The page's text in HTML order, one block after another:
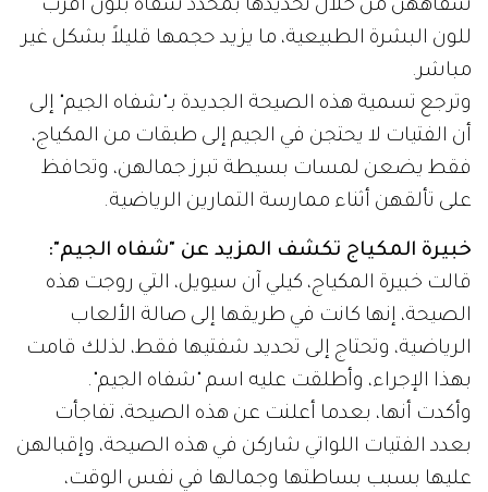
شفاههن من خلال تحديدها بمحدد شفاه بلون أقرب
للون البشرة الطبيعية، ما يزيد حجمها قليلاً بشكل غير
مباشر.
وترجع تسمية هذه الصيحة الجديدة بـ"شفاه الجيم" إلى
أن الفتيات لا يحتجن في الجيم إلى طبقات من المكياج،
فقط يضعن لمسات بسيطة تبرز جمالهن، وتحافظ
على تألقهن أثناء ممارسة التمارين الرياضية.
خبيرة المكياج تكشف المزيد عن "شفاه الجيم":
قالت خبيرة المكياج، كيلي آن سيويل، التي روجت هذه
الصيحة، إنها كانت في طريقها إلى صالة الألعاب
الرياضية، وتحتاج إلى تحديد شفتيها فقط، لذلك قامت
بهذا الإجراء، وأطلقت عليه اسم "شفاه الجيم".
وأكدت أنها، بعدما أعلنت عن هذه الصيحة، تفاجأت
بعدد الفتيات اللواتي شاركن في هذه الصيحة، وإقبالهن
عليها بسبب بساطتها وجمالها في نفس الوقت،